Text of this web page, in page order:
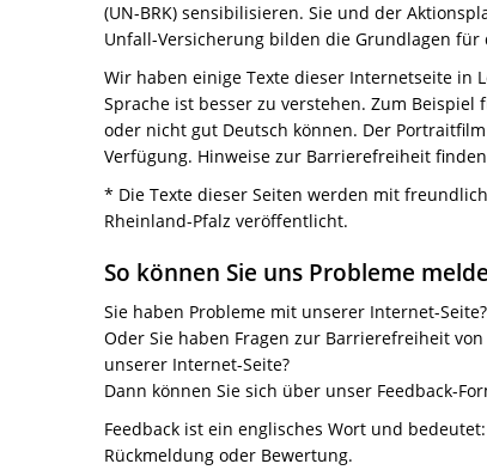
(UN-BRK) sensibilisieren. Sie und der
Unfall-Versicherung bilden die Grundlagen für
Wir haben einige Texte dieser Internetseite in
Sprache ist besser zu verstehen. Zum
oder nicht gut Deutsch können. Der
Verfügung. Hinweise zur Barrierefreiheit
* Die Texte dieser Seiten werden mit
Rheinland-Pfalz veröffentlicht.
So können Sie uns Probleme
Sie haben Probleme mit unserer Internet-Seite?
Oder Sie haben Fragen zur Barrierefreiheit von
unserer Internet-Seite?
Dann können Sie sich über unser Feedback-
Feedback ist ein englisches Wort und bedeutet:
Rückmeldung oder Bewertung.